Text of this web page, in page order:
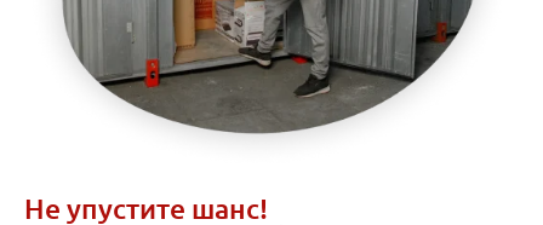
Не упустите шанс!